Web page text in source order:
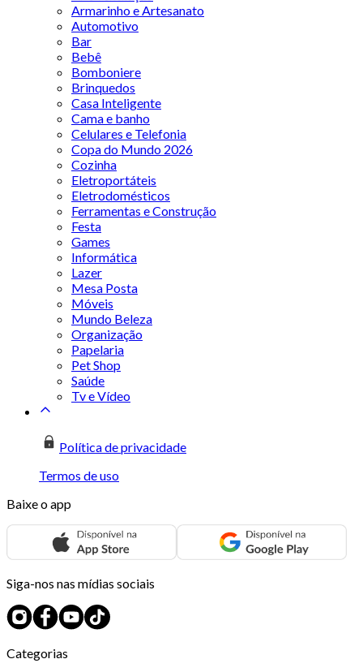
Armarinho e Artesanato
Automotivo
Bar
Bebê
Bomboniere
Brinquedos
Casa Inteligente
Cama e banho
Celulares e Telefonia
Copa do Mundo 2026
Cozinha
Eletroportáteis
Eletrodomésticos
Ferramentas e Construção
Festa
Games
Informática
Lazer
Mesa Posta
Móveis
Mundo Beleza
Organização
Papelaria
Pet Shop
Saúde
Tv e Vídeo
Política de privacidade
Termos de uso
Baixe o app
Siga-nos nas mídias sociais
Categorias